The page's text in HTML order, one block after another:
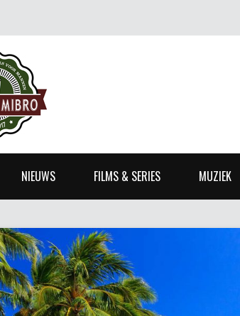
NIEUWS FILMS & SERIES MUZIEK